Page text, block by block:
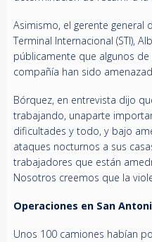
Asimismo, el gerente general
Terminal Internacional (STI),
públicamente que algunos
compañía han sido
Bórquez, en entrevista dijo
trabajando, unaparte
dificultades y todo, y bajo
ataques nocturnos a sus
trabajadores que están
Nosotros creemos que la
Operaciones en San
Unos 100 camiones habían